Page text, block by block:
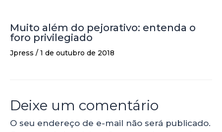
Muito além do pejorativo: entenda o
foro privilegiado
Jpress / 1 de outubro de 2018
Deixe um comentário
O seu endereço de e-mail não será publicado.